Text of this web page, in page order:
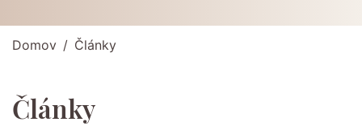
Domov Články
Články